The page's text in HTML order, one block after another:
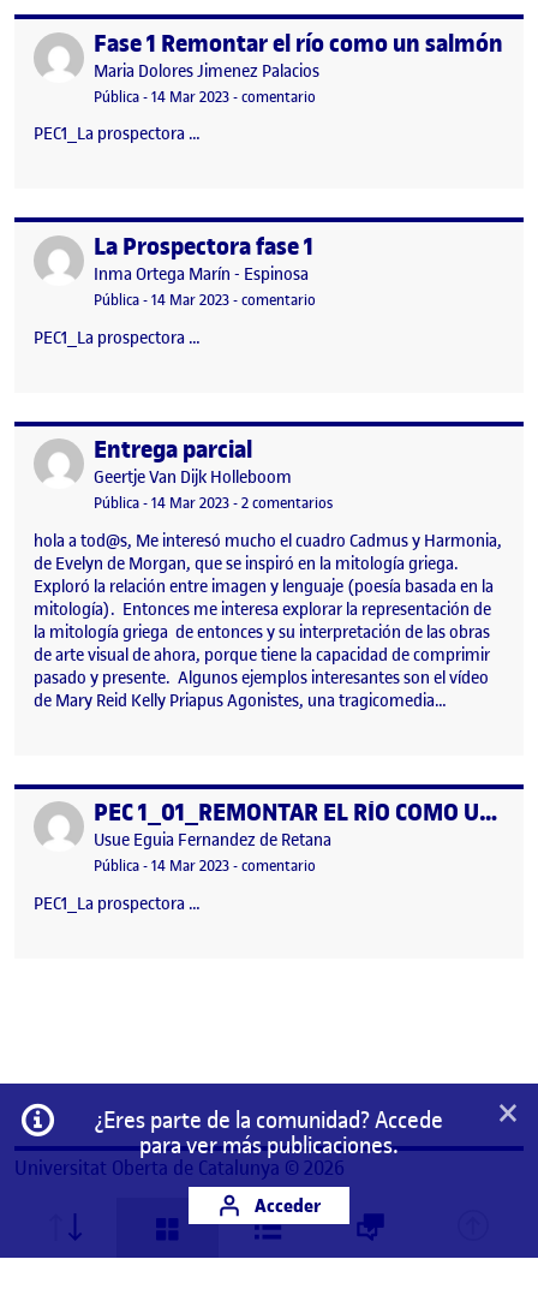
Publicado porFase 1 Remontar el río como un salmón
Publicado por
Maria Dolores Jimenez Palacios
Visibilidad:
Pública-Fecha de publicación
14 Mar 2023-comentario
PEC1_La prospectora …
Publicado porLa Prospectora fase 1
Publicado por
Inma Ortega Marín - Espinosa
Visibilidad:
Pública-Fecha de publicación
14 Mar 202314 marzo, 2023 2:56 pm
-comentario
PEC1_La prospectora …
Publicado porEntrega parcial
Publicado por
Geertje Van Dijk Holleboom
Visibilidad:
Pública-Fecha de publicación
14 Mar 202314 marzo, 2023 9:38 pm
-2 comentariosen Entrega parcial
hola a tod@s, Me interesó mucho el cuadro Cadmus y Harmonia,
de Evelyn de Morgan, que se inspiró en la mitología griega.
Exploró la relación entre imagen y lenguaje (poesía basada en la
mitología). Entonces me interesa explorar la representación de
la mitología griega de entonces y su interpretación de las obras
de arte visual de ahora, porque tiene la capacidad de comprimir
pasado y presente. Algunos ejemplos interesantes son el vídeo
de Mary Reid Kelly Priapus Agonistes, una tragicomedia…
Publicado por PEC 1_01_REMONTAR EL RÍO COMO UN SALMÓN
Publicado por
Usue Eguia Fernandez de Retana
Visibilidad:
Pública-Fecha de publicación
14 Mar 202314 marzo, 2023 11:56 am
-comentario
PEC1_La prospectora …
Información
¿Eres parte de la comunidad? Accede
para ver más publicaciones.
Acceder
×
Universitat Oberta de Catalunya © 2026